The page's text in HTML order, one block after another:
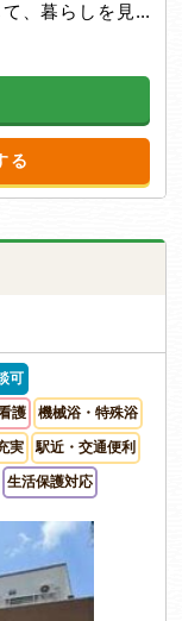
、暮らしを見...
る
可
護 機械浴・特殊浴
実 駅近・交通便利
生活保護対応